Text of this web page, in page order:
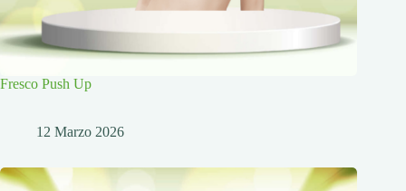
Fresco Push Up
12 Marzo 2026